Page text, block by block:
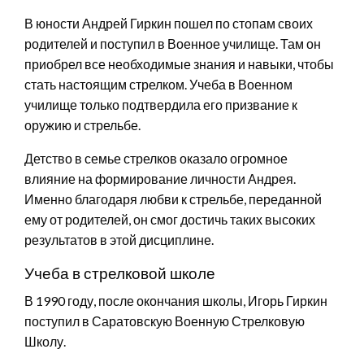
В юности Андрей Гиркин пошел по стопам своих
родителей и поступил в Военное училище. Там он
приобрел все необходимые знания и навыки, чтобы
стать настоящим стрелком. Учеба в Военном
училище только подтвердила его призвание к
оружию и стрельбе.
Детство в семье стрелков оказало огромное
влияние на формирование личности Андрея.
Именно благодаря любви к стрельбе, переданной
ему от родителей, он смог достичь таких высоких
результатов в этой дисциплине.
Учеба в стрелковой школе
В 1990 году, после окончания школы, Игорь Гиркин
поступил в Саратовскую Военную Стрелковую
Школу.